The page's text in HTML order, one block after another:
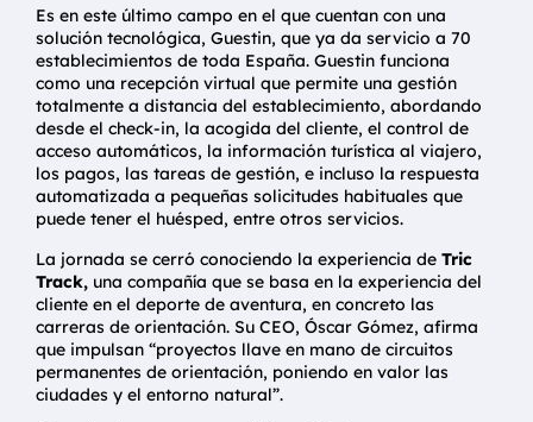
Es en este último campo en el que cuentan con una
solución tecnológica, Guestin, que ya da servicio a 70
establecimientos de toda España. Guestin funciona
como una recepción virtual que permite una gestión
totalmente a distancia del establecimiento, abordando
desde el check-in, la acogida del cliente, el control de
acceso automáticos, la información turística al viajero,
los pagos, las tareas de gestión, e incluso la respuesta
automatizada a pequeñas solicitudes habituales que
puede tener el huésped, entre otros servicios.
La jornada se cerró conociendo la experiencia de Tric
Track, una compañía que se basa en la experiencia del
cliente en el deporte de aventura, en concreto las
carreras de orientación. Su CEO, Óscar Gómez, afirma
que impulsan “proyectos llave en mano de circuitos
permanentes de orientación, poniendo en valor las
ciudades y el entorno natural”.